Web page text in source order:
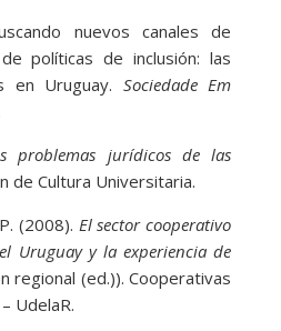
nuevos canales de
políticas de inclusión: las
en Uruguay. Sociedade Em
problemas jurídicos de las
de Cultura Universitaria.
(2008). El sector cooperativo
Uruguay y la experiencia de
regional (ed.)). Cooperativas
UdelaR.